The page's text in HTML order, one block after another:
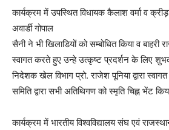
कार्यक्रम में उपस्थित विधायक कैलाश वर्मा व
अवार्डी गोपाल
सैनी ने भी खिलाडियों को सम्बोधित किया व बाहरी
स्वागत करते हुए उन्हे उत्कृष्ट प्रदर्शन के लिए
निदेशक खेल विभाग प्रो. राजेश पूनिया द्वारा
समिति द्वारा सभी अतिथिगण को स्मृति चिह्न भेंट
कार्यक्रम में भारतीय विश्वविद्यालय संघ एवं